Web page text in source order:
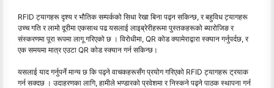
RFID ट्यागहरू दृश्य र भौतिक सम्पर्कको सिधा रेखा बिना पढ्न सकिन्छ, र बहुविध ट्यागहरू
उच्च गति र लामो दूरीमा एकसाथ पढ यसलाई लाइब्रेरीहरूमा पुस्तकहरूको ब्यारोजिङ र
संस्करणमा पूरा रूपमा लागू गरिएको छ । विरोधीमा, QR कोड क्यामेराद्वारा स्क्यान गर्नुपर्दछ, र
एक समयमा मात्र एउटा QR कोड स्क्यान गर्न सकिन्छ।
यसलाई याद गर्नुपर्ने मान्य छ कि पढ्ने वाचकहरूसँग प्रयोग गरिएको RFID ट्यागहरू ट्रयाक
गर्न सक्दछ । उदाहरणका लागि, हामीले भण्डारको प्रवेशमा र निस्कने पढ्ने पाठक स्थापना गर्न